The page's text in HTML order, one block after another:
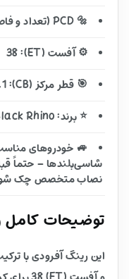
🔩 PCD (تعداد و فاصله پیچ‌ها): 5X114.3
⚙️ آفست (ET): 38
🎯 قطر مرکز (CB): 74.1 میلی‌متر
⭐ برند: Black Rhino
🚙 خودروهای
شاسی‌بلندها – حتماً
نصاب متخصص چک
توضیحات کامل